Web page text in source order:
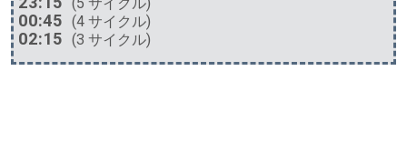
00:45 (4 サイクル)
02:15 (3 サイクル)